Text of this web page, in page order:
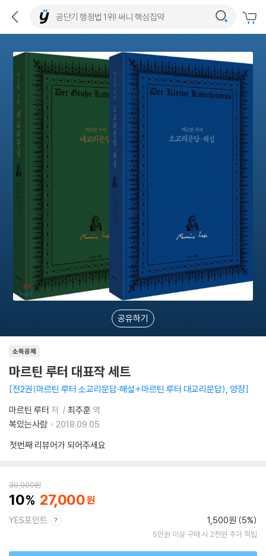
공유하기
소득공제
마르틴 루터 대표작 세트
전2권(마르틴 루터 소교리문답·해설+마르틴 루터 대교리문답), 양장
마르틴 루터 저 최주훈 역
복있는사람
2018.09.05.
첫번째 리뷰어가 되어주세요
30,000원
10 27,000
YES포인트 1,500원 (5%)
5만원 이상 구매 시 2천원 추가 적립